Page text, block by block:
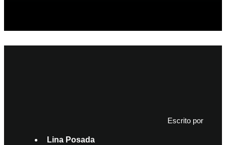
Escrito por
Lina Posada